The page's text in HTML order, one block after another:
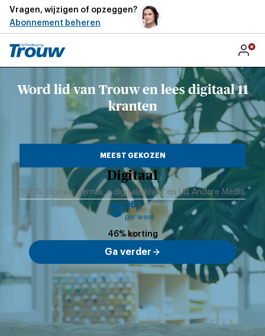
Vragen, wijzigen of opzeggen?
Abonnement beheren
Word lid van Trouw en lees digitaal 11
kranten
MEEST GEKOZEN
Digitaal
100% digitaal gemak + digitale krant en Uit Andere Media
3,95
per week
46% korting
Ga verder
Met een abonnement leest u
U kunt uw abonnement delen
De digitale krant is een exacte